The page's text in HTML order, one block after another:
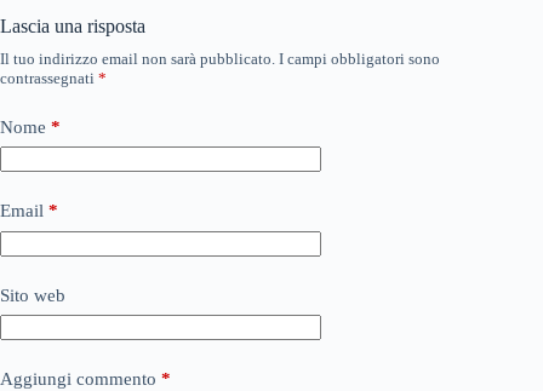
Lascia una risposta
Il tuo indirizzo email non sarà pubblicato. I campi obbligatori sono
contrassegnati *
Nome *
Email *
Sito web
Aggiungi commento *